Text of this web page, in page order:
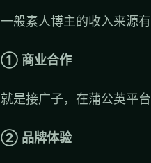
一般素人博主的收入来源有
① 商业合作
就是接广子，在蒲公英平
② 品牌体验